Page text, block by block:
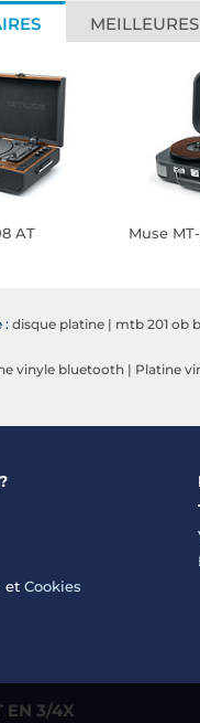
AT Muse
: disque platine | mtb 201 ob
vinyle bluetooth | Platine
et Cookies
EN 3/4X